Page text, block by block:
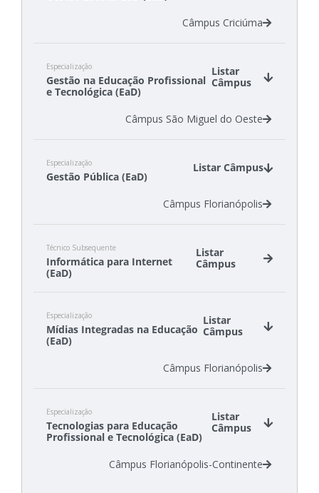
Câmpus São Carlos
Câmpus Criciúma
Especialização
Gestão na Educação Profissional
e Tecnológica (EaD)
Listar
Câmpus
Câmpus São Miguel do Oeste
Especialização
Gestão Pública (EaD)
Listar Câmpus
Câmpus Florianópolis
Técnico Subsequente
Informática para Internet
(EaD)
Listar
Câmpus
Câmpus São Lourenço do Oeste
Especialização
Mídias Integradas na Educação
(EaD)
Listar
Câmpus
Câmpus Florianópolis
Especialização
Tecnologias para Educação
Profissional e Tecnológica (EaD)
Listar
Câmpus
Câmpus Florianópolis-Continente